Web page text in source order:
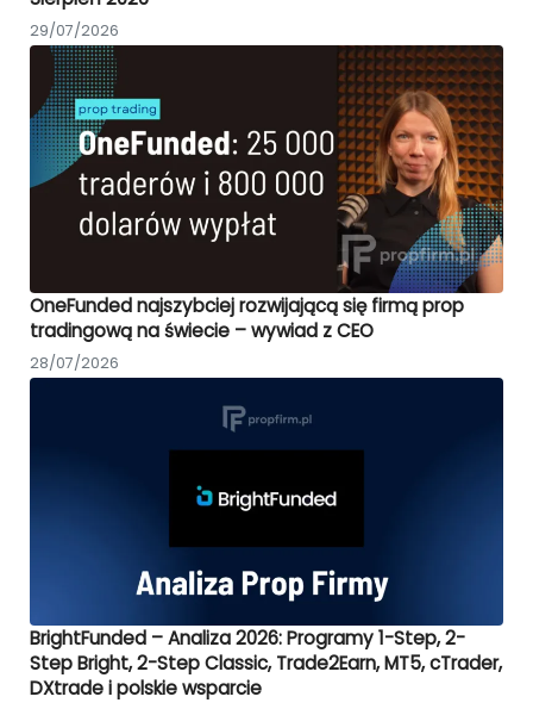
29/07/2026
OneFunded najszybciej rozwijającą się firmą prop
tradingową na świecie – wywiad z CEO
28/07/2026
BrightFunded – Analiza 2026: Programy 1-Step, 2-
Step Bright, 2-Step Classic, Trade2Earn, MT5, cTrader,
DXtrade i polskie wsparcie